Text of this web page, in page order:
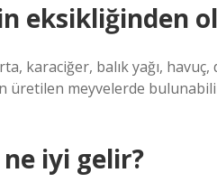
eksikliğinden
karaciğer, balık yağı,
üretilen meyvelerde
iyi gelir?